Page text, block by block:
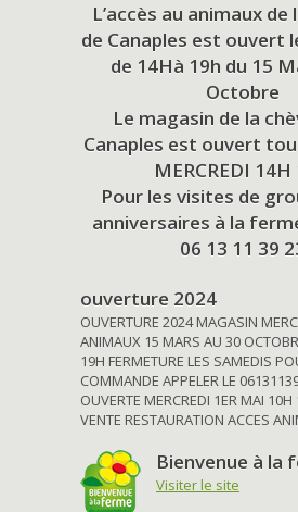
L’accès au animaux
de Canaples est ouvert
de 14Hà 19h du 15
Octobre
Le magasin de la
Canaples est ouvert
MERCREDI 14H
Pour les visites de
anniversaires à la
06 13 11 39
ouverture 2024
OUVERTURE 2024 MAGASIN
ANIMAUX 15 MARS AU 30
19H FERMETURE LES SAMEDIS
COMMANDE APPELER LE
OUVERTE MERCREDI 1ER MAI
VENTE RESTAURATION ACCES
Bienvenue à la
Visiter le site